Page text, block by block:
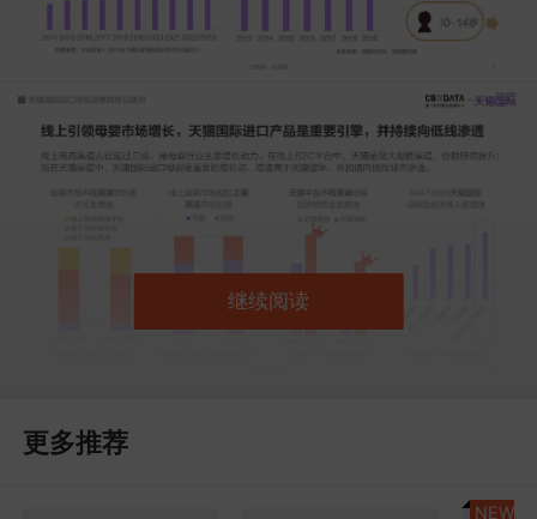
继续阅读
更多推荐
NEW